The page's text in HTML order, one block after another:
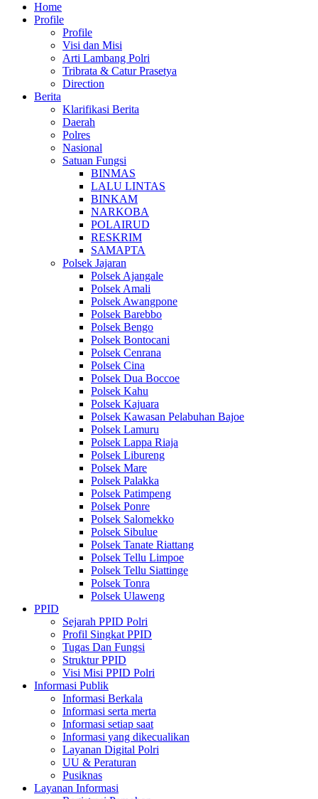
Home
Profile
Profile
Visi dan Misi
Arti Lambang Polri
Tribrata & Catur Prasetya
Direction
Berita
Klarifikasi Berita
Daerah
Polres
Nasional
Satuan Fungsi
BINMAS
LALU LINTAS
BINKAM
NARKOBA
POLAIRUD
RESKRIM
SAMAPTA
Polsek Jajaran
Polsek Ajangale
Polsek Amali
Polsek Awangpone
Polsek Barebbo
Polsek Bengo
Polsek Bontocani
Polsek Cenrana
Polsek Cina
Polsek Dua Boccoe
Polsek Kahu
Polsek Kajuara
Polsek Kawasan Pelabuhan Bajoe
Polsek Lamuru
Polsek Lappa Riaja
Polsek Libureng
Polsek Mare
Polsek Palakka
Polsek Patimpeng
Polsek Ponre
Polsek Salomekko
Polsek Sibulue
Polsek Tanate Riattang
Polsek Tellu Limpoe
Polsek Tellu Siattinge
Polsek Tonra
Polsek Ulaweng
PPID
Sejarah PPID Polri
Profil Singkat PPID
Tugas Dan Fungsi
Struktur PPID
Visi Misi PPID Polri
Informasi Publik
Informasi Berkala
Informasi serta merta
Informasi setiap saat
Informasi yang dikecualikan
Layanan Digital Polri
UU & Peraturan
Pusiknas
Layanan Informasi